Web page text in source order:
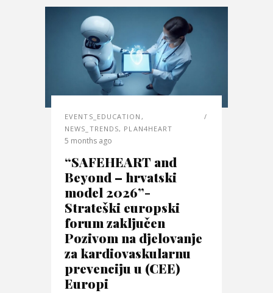
EVENTS_EDUCATION ,
NEWS_TRENDS, PLAN4HEART
5 months ago
“SAFEHEART and
Beyond – hrvatski
model 2026”-
Strateški europski
forum zaključen
Pozivom na djelovanje
za kardiovaskularnu
prevenciju u (CEE)
Europi